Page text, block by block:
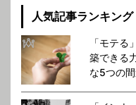
人気記事ランキング
「モテ
築できる
な5つの間